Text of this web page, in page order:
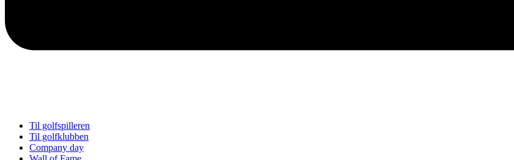
Til golfspilleren
Til golfklubben
Company day